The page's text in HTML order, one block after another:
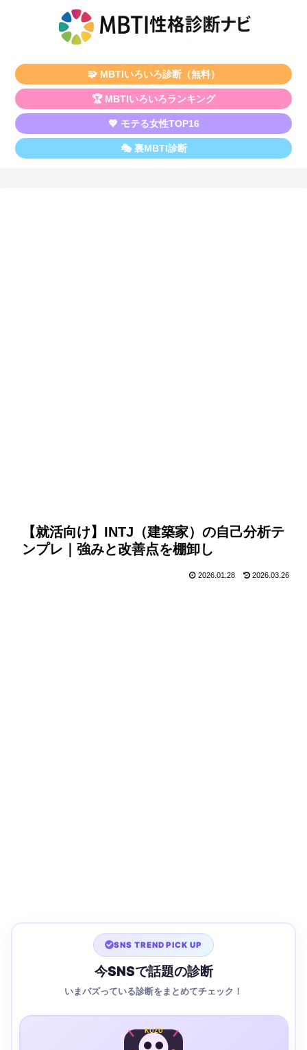
🧩 MBTIいろいろ診断（無料）
🏆 MBTIいろいろランキング
💖 モテる女性TOP16
🎭 裏MBTI診断
【就活向け】INTJ（建築家）の自己分析テ
ンプレ｜強みと改善点を棚卸し
2026.01.28 2026.03.26
SNS TREND PICK UP
今SNSで話題の診断
いまバズっている診断をまとめてチェック！
KUZU